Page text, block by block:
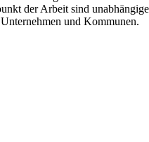
der Arbeit sind unabhängige
und Kommunen.